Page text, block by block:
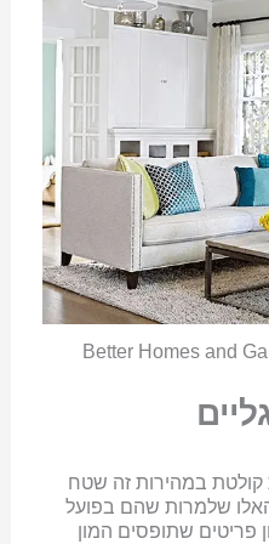
במהירות זה שטח
שלמרות שהם בפועל
פריטים שתופסים המון